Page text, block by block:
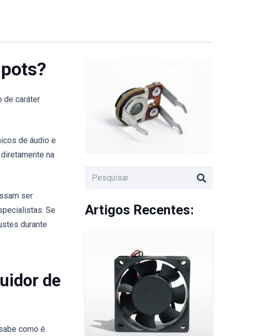
de caráter
de áudio e
na
ser
Se
durante
de
como é
Artigos Recentes: